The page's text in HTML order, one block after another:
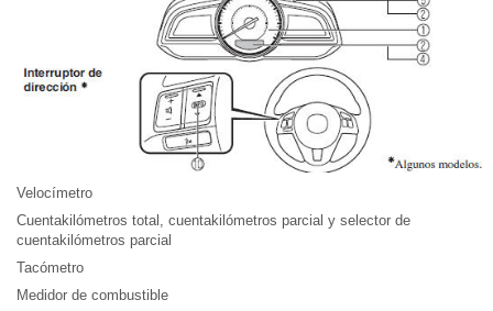
Velocímetro
Cuentakilómetros total, cuentakilómetros parcial y selector de
cuentakilómetros parcial
Tacómetro
Medidor de combustible